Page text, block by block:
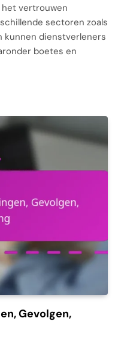
het vertrouwen
sectoren zoals
kunnen dienstverleners
boetes en
Gevolgen,